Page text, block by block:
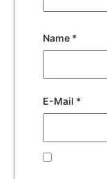
Name *
E-Mail *